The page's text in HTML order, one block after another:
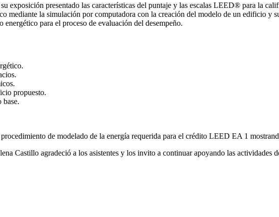
exposición presentado las características del puntaje y las escalas LEED® para la
mediante la simulación por computadora con la creación del modelo de un edificio y
para el proceso de evaluación del desempeño.
propuesto.
base.
de modelado de la energía requerida para el crédito LEED EA 1
Castillo agradeció a los asistentes y los invito a continuar apoyando las